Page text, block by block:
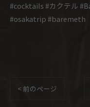
#cocktails #カクテル
#osakatrip #baremeth
< 前のページ